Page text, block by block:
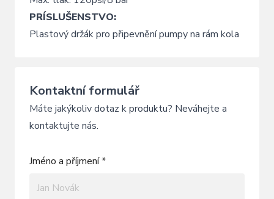
PRÍSLUŠENSTVO:
Plastový držák pro připevnění pumpy na rám kola
Kontaktní formulář
Máte jakýkoliv dotaz k produktu? Neváhejte a
kontaktujte nás.
Jméno a příjmení *